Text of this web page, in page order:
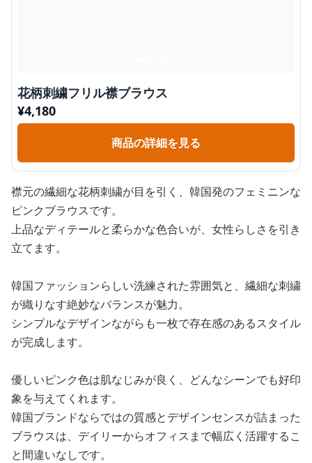
花柄刺繍フリル襟ブラウス
¥4,180
商品の詳細を見る
襟元の繊細な花柄刺繍が目を引く、韓国発のフェミニンな
ピンクブラウスです。
上品なディテールと柔らかな色合いが、女性らしさを引き
立てます。
韓国ファッションらしい洗練された雰囲気と、繊細な刺繍
が織りなす絶妙なバランスが魅力。
シンプルなデザインながらも一枚で存在感のあるスタイル
が完成します。
優しいピンク色は肌なじみが良く、どんなシーンでも好印
象を与えてくれます。
韓国ブランドならではの質感とデザインセンスが詰まった
ブラウスは、デイリーからオフィスまで幅広く活躍するこ
と間違いなしです。